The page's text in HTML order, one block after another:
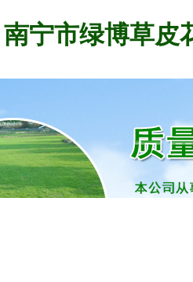
南宁市绿博草皮